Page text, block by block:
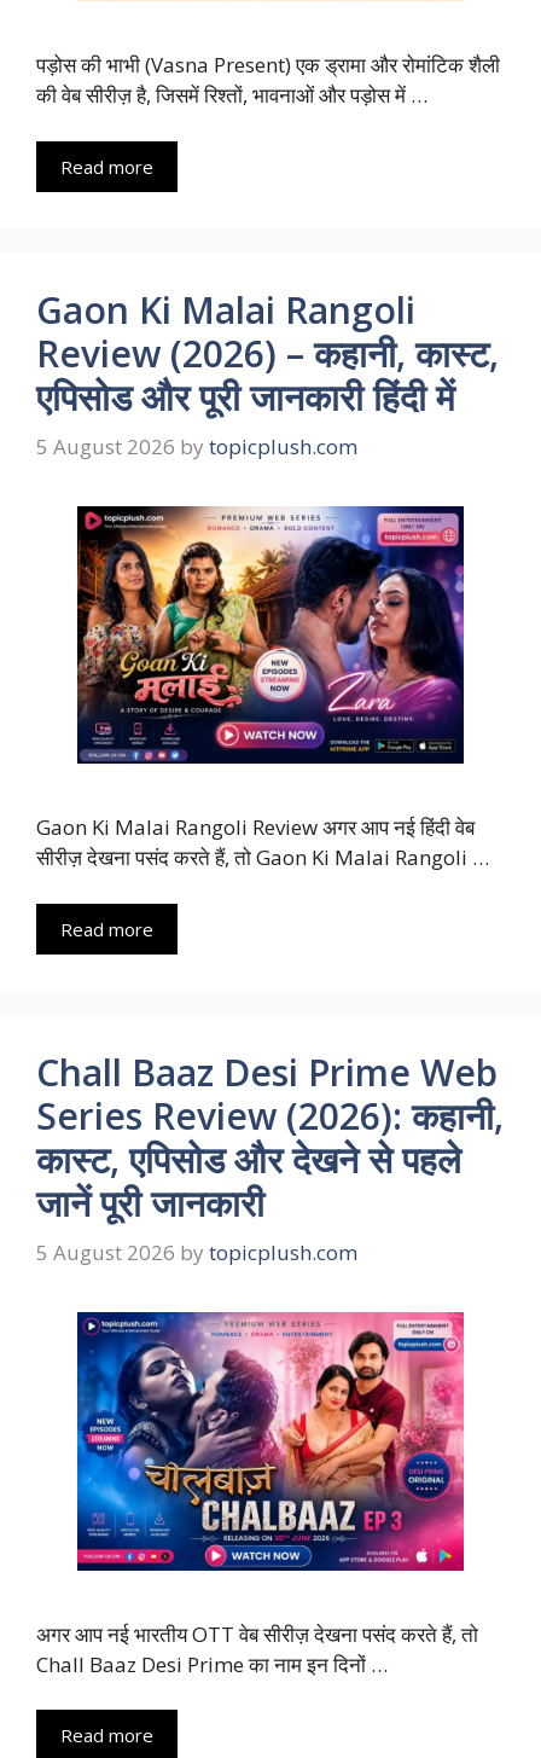
पड़ोस की भाभी (Vasna Present) एक ड्रामा और रोमांटिक शैली
की वेब सीरीज़ है, जिसमें रिश्तों, भावनाओं और पड़ोस में …
Read more
Gaon Ki Malai Rangoli
Review (2026) – कहानी, कास्ट,
एपिसोड और पूरी जानकारी हिंदी में
5 August 2026 by topicplush.com
Gaon Ki Malai Rangoli Review अगर आप नई हिंदी वेब
सीरीज़ देखना पसंद करते हैं, तो Gaon Ki Malai Rangoli …
Read more
Chall Baaz Desi Prime Web
Series Review (2026): कहानी,
कास्ट, एपिसोड और देखने से पहले
जानें पूरी जानकारी
5 August 2026 by topicplush.com
अगर आप नई भारतीय OTT वेब सीरीज़ देखना पसंद करते हैं, तो
Chall Baaz Desi Prime का नाम इन दिनों …
Read more